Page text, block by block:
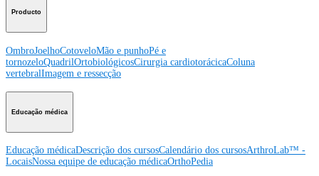
Producto
OmbroJoelhoCotoveloMão e punhoPé e
tornozeloQuadrilOrtobiológicosCirurgia cardiotorácicaColuna
vertebralImagem e ressecção
Educação médica
Educação médicaDescrição dos cursosCalendário dos cursosArthroLab™ -
LocaisNossa equipe de educação médicaOrthoPedia